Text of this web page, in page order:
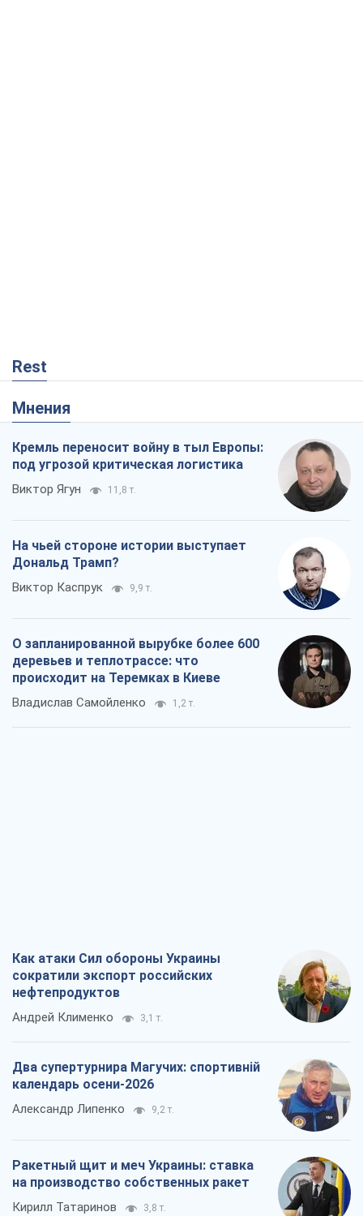
Rest
Мнения
Кремль переносит войну в тыл Европы:
под угрозой критическая логистика
Виктор Ягун 11,8 т.
На чьей стороне истории выступает
Дональд Трамп?
Виктор Каспрук 9,9 т.
О запланированной вырубке более 600
деревьев и теплотрассе: что
происходит на Теремках в Киеве
Владислав Самойленко 1,2 т.
Как атаки Сил обороны Украины
сократили экспорт российских
нефтепродуктов
Андрей Клименко 3,1 т.
Два супертурнира Магучих: спортивній
календарь осени-2026
Александр Липенко 9,2 т.
Ракетный щит и меч Украины: ставка
на производство собственных ракет
Кирилл Татаринов 3,8 т.